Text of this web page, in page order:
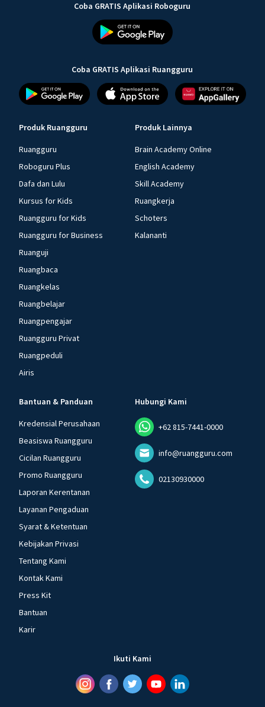
Coba GRATIS Aplikasi Roboguru
Coba GRATIS Aplikasi Ruangguru
Produk Ruangguru
Ruangguru
Roboguru Plus
Dafa dan Lulu
Kursus for Kids
Ruangguru for Kids
Ruangguru for Business
Ruanguji
Ruangbaca
Ruangkelas
Ruangbelajar
Ruangpengajar
Ruangguru Privat
Ruangpeduli
Airis
Produk Lainnya
Brain Academy Online
English Academy
Skill Academy
Ruangkerja
Schoters
Kalananti
Bantuan & Panduan
Kredensial Perusahaan
Beasiswa Ruangguru
Cicilan Ruangguru
Promo Ruangguru
Laporan Kerentanan
Layanan Pengaduan
Syarat & Ketentuan
Kebijakan Privasi
Tentang Kami
Kontak Kami
Press Kit
Bantuan
Karir
Hubungi Kami
+62 815-7441-0000
info@ruangguru.com
02130930000
Ikuti Kami